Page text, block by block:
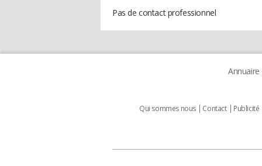
Pas de contact professionnel
Qui sommes nous Contact Publicité